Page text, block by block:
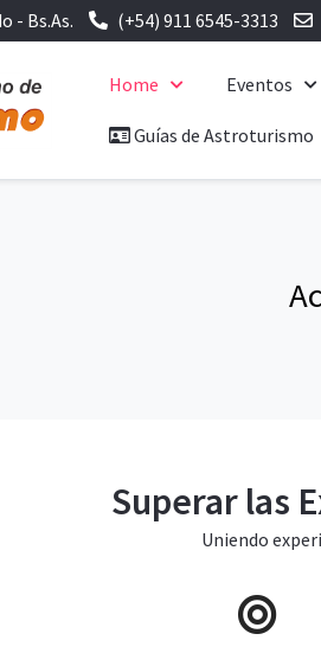
- Bs.As. (+54) 911 6545-3313
Home Eventos
Guías de Astroturismo
Superar las
Uniendo